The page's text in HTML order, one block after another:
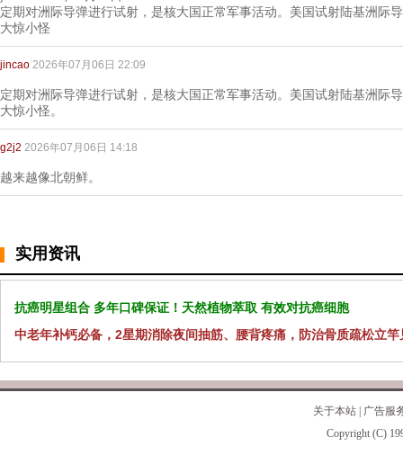
定期对洲际导弹进行试射，是核大国正常军事活动。美国试射陆基洲际
大惊小怪
jincao 2026年07月06日 22:09
定期对洲际导弹进行试射，是核大国正常军事活动。美国试射陆基洲际
大惊小怪。
g2j2 2026年07月06日 14:18
越来越像北朝鲜。
实用资讯
抗癌明星组合 多年口碑保证！天然植物萃取 有效对抗癌细胞
中老年补钙必备，2星期消除夜间抽筋、腰背疼痛，防治骨质疏松立竿
关于本站
广告服
Copyright (C)